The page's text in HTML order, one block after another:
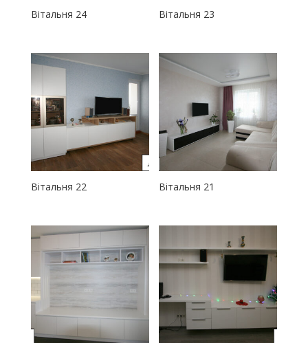
Вітальня 24 Вітальня 23
Вітальня 22 Вітальня 21